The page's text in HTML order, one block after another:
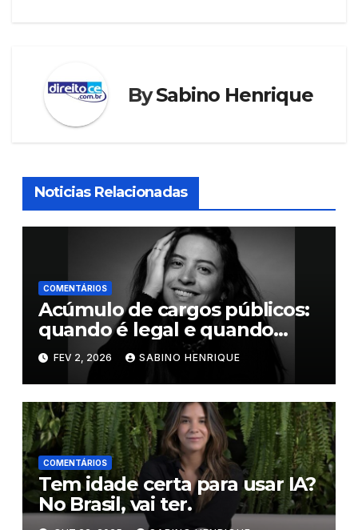
BySabino Henrique
Noticias Relacionadas
COMENTÁRIOS
Acúmulo de cargos públicos:
quando é legal e quando
pode virar infração
FEV 2, 2026 SABINO HENRIQUE
COMENTÁRIOS
Tem idade certa para usar IA?
No Brasil, vai ter.